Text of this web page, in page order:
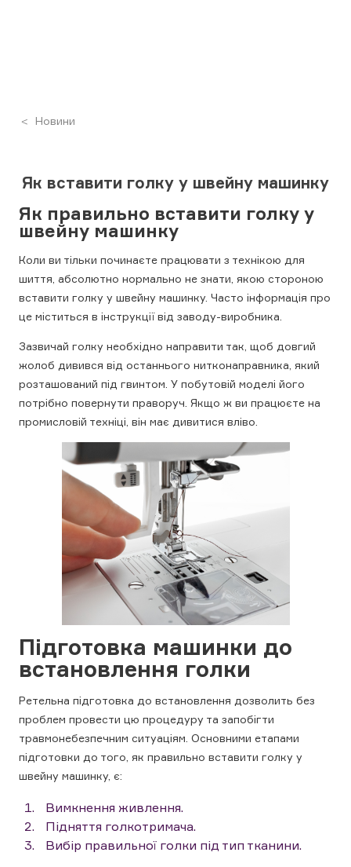
Новини
Як вставити голку у швейну машинку
Як правильно вставити голку у
швейну машинку
Коли ви тільки починаєте працювати з технікою для
шиття, абсолютно нормально не знати, якою стороною
вставити голку у швейну машинку. Часто інформація про
це міститься в інструкції від заводу-виробника.
Зазвичай голку необхідно направити так, щоб довгий
жолоб дивився від останнього нитконаправника, який
розташований під гвинтом. У побутовій моделі його
потрібно повернути праворуч. Якщо ж ви працюєте на
промисловій техніці, він має дивитися вліво.
Підготовка машинки до
встановлення голки
Ретельна підготовка до встановлення дозволить без
проблем провести цю процедуру та запобігти
травмонебезпечним ситуаціям. Основними етапами
підготовки до того, як правильно вставити голку у
швейну машинку, є:
Вимкнення живлення.
Підняття голкотримача.
Вибір правильної голки під тип тканини.